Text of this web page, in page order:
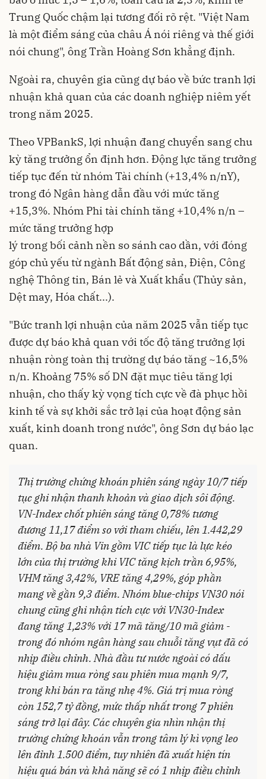
Trung Quốc chậm lại tương đối rõ rệt. "Việt Nam
là một điểm sáng của châu Á nói riêng và thế giới
nói chung", ông Trần Hoàng Sơn khẳng định.
Ngoài ra, chuyên gia cũng dự báo về bức tranh lợi
nhuận khả quan của các doanh nghiệp niêm yết
trong năm 2025.
Theo VPBankS, lợi nhuận đang chuyển sang chu
kỳ tăng trưởng ổn định hơn. Động lực tăng trưởng
tiếp tục đến từ nhóm Tài chính (+13,4% n/nY),
trong đó Ngân hàng dẫn đầu với mức tăng
+15,3%. Nhóm Phi tài chính tăng +10,4% n/n –
mức tăng trưởng hợp
lý trong bối cảnh nền so sánh cao dần, với đóng
góp chủ yếu từ ngành Bất động sản, Điện, Công
nghệ Thông tin, Bán lẻ và Xuất khẩu (Thủy sản,
Dệt may, Hóa chất...).
"Bức tranh lợi nhuận của năm 2025 vẫn tiếp tục
được dự báo khả quan với tốc độ tăng trưởng lợi
nhuận ròng toàn thị trường dự báo tăng ~16,5%
n/n. Khoảng 75% số DN đặt mục tiêu tăng lợi
nhuận, cho thấy kỳ vọng tích cực về đà phục hồi
kinh tế và sự khởi sắc trở lại của hoạt động sản
xuất, kinh doanh trong nước", ông Sơn dự báo lạc
quan.
Thị trường chứng khoán phiên sáng ngày 10/7 tiếp
tục ghi nhận thanh khoản và giao dịch sôi động.
VN-Index chốt phiên sáng tăng 0,78% tương
đương 11,17 điểm so với tham chiếu, lên 1.442,29
điểm. Bộ ba nhà Vin gồm VIC tiếp tục là lực kéo
lớn của thị trường khi VIC tăng kịch trần 6,95%,
VHM tăng 3,42%, VRE tăng 4,29%, góp phần
mang về gần 9,3 điểm. Nhóm blue-chips VN30 nói
chung cũng ghi nhận tích cực với VN30-Index
đang tăng 1,23% với 17 mã tăng/10 mã giảm -
trong đó nhóm ngân hàng sau chuỗi tăng vụt đã có
nhịp điều chỉnh. Nhà đầu tư nước ngoài có dấu
hiệu giảm mua ròng sau phiên mua mạnh 9/7,
trong khi bán ra tăng nhẹ 4%. Giá trị mua ròng
còn 152,7 tỷ đồng, mức thấp nhất trong 7 phiên
sáng trở lại đây. Các chuyên gia nhìn nhận thị
trường chứng khoán vẫn trong tâm lý kì vọng leo
lên đỉnh 1.500 điểm, tuy nhiên đã xuất hiện tín
hiệu quá bán và khả năng sẽ có 1 nhịp điều chỉnh